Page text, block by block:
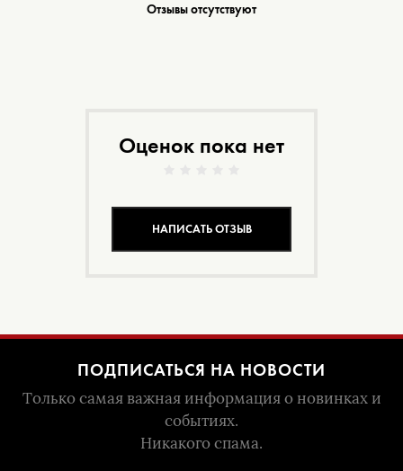
Отзывы отсутствуют
Оценок пока нет
НАПИСАТЬ ОТЗЫВ
ПОДПИСАТЬСЯ НА НОВОСТИ
Только самая важная информация о новинках и
событиях.
Никакого спама.